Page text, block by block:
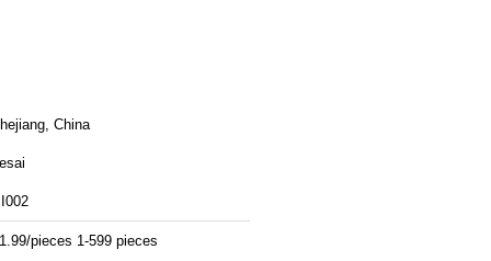
China
pieces 1-599 pieces